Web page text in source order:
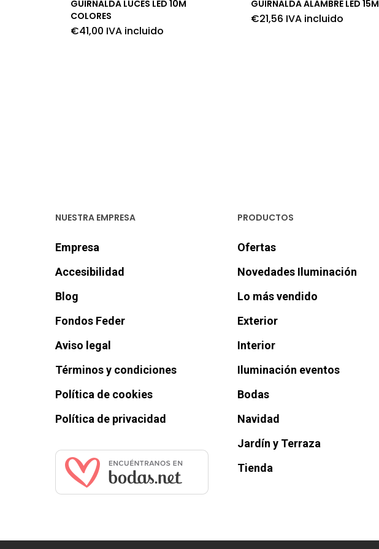
GUIRNALDA LUCES LED 10M
COLORES
€41,00 IVA incluido
GUIRNALDA ALAMBRE LED 15M
€21,56 IVA incluido
NUESTRA EMPRESA
Empresa
Accesibilidad
Blog
Fondos Feder
Aviso legal
Términos y condiciones
Política de cookies
Política de privacidad
PRODUCTOS
Ofertas
Novedades Iluminación
Lo más vendido
Exterior
Interior
Iluminación eventos
Bodas
Navidad
Jardín y Terraza
Tienda